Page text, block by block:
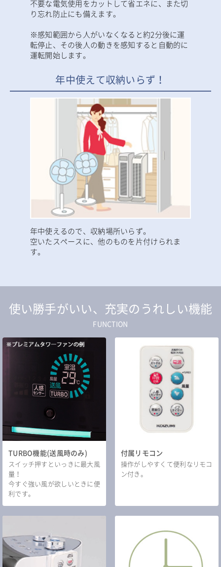
不要な電気使用をカットして省エネに、また切
り忘れ防止にも備えます。
※感知範囲から人がいなくなると約2分後に運
転停止、その後人の動きを感知すると自動的に
運転開始します。
年中使えて収納いらず！
年中使えるので、収納場所いらず。
空いたスペースに、他のものを片付けられま
す。
使い勝手がいい、充実のうれしい機能
FUNCTION
TURBO機能(送風時のみ)
スイッチ押すといっきに最大風
量！
今すぐ強い風が欲しいときに便
利です。
付属リモコン
操作がしやすくて便利なリモコ
ン付き。